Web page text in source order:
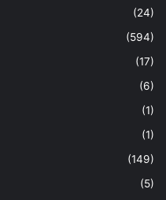
(24)
(594)
(17)
(6)
(1)
(1)
(149)
(5)